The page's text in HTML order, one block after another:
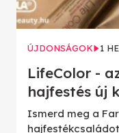
ÚJDONSÁGOK 1
LifeColor -
hajfestés új
Ismerd meg a